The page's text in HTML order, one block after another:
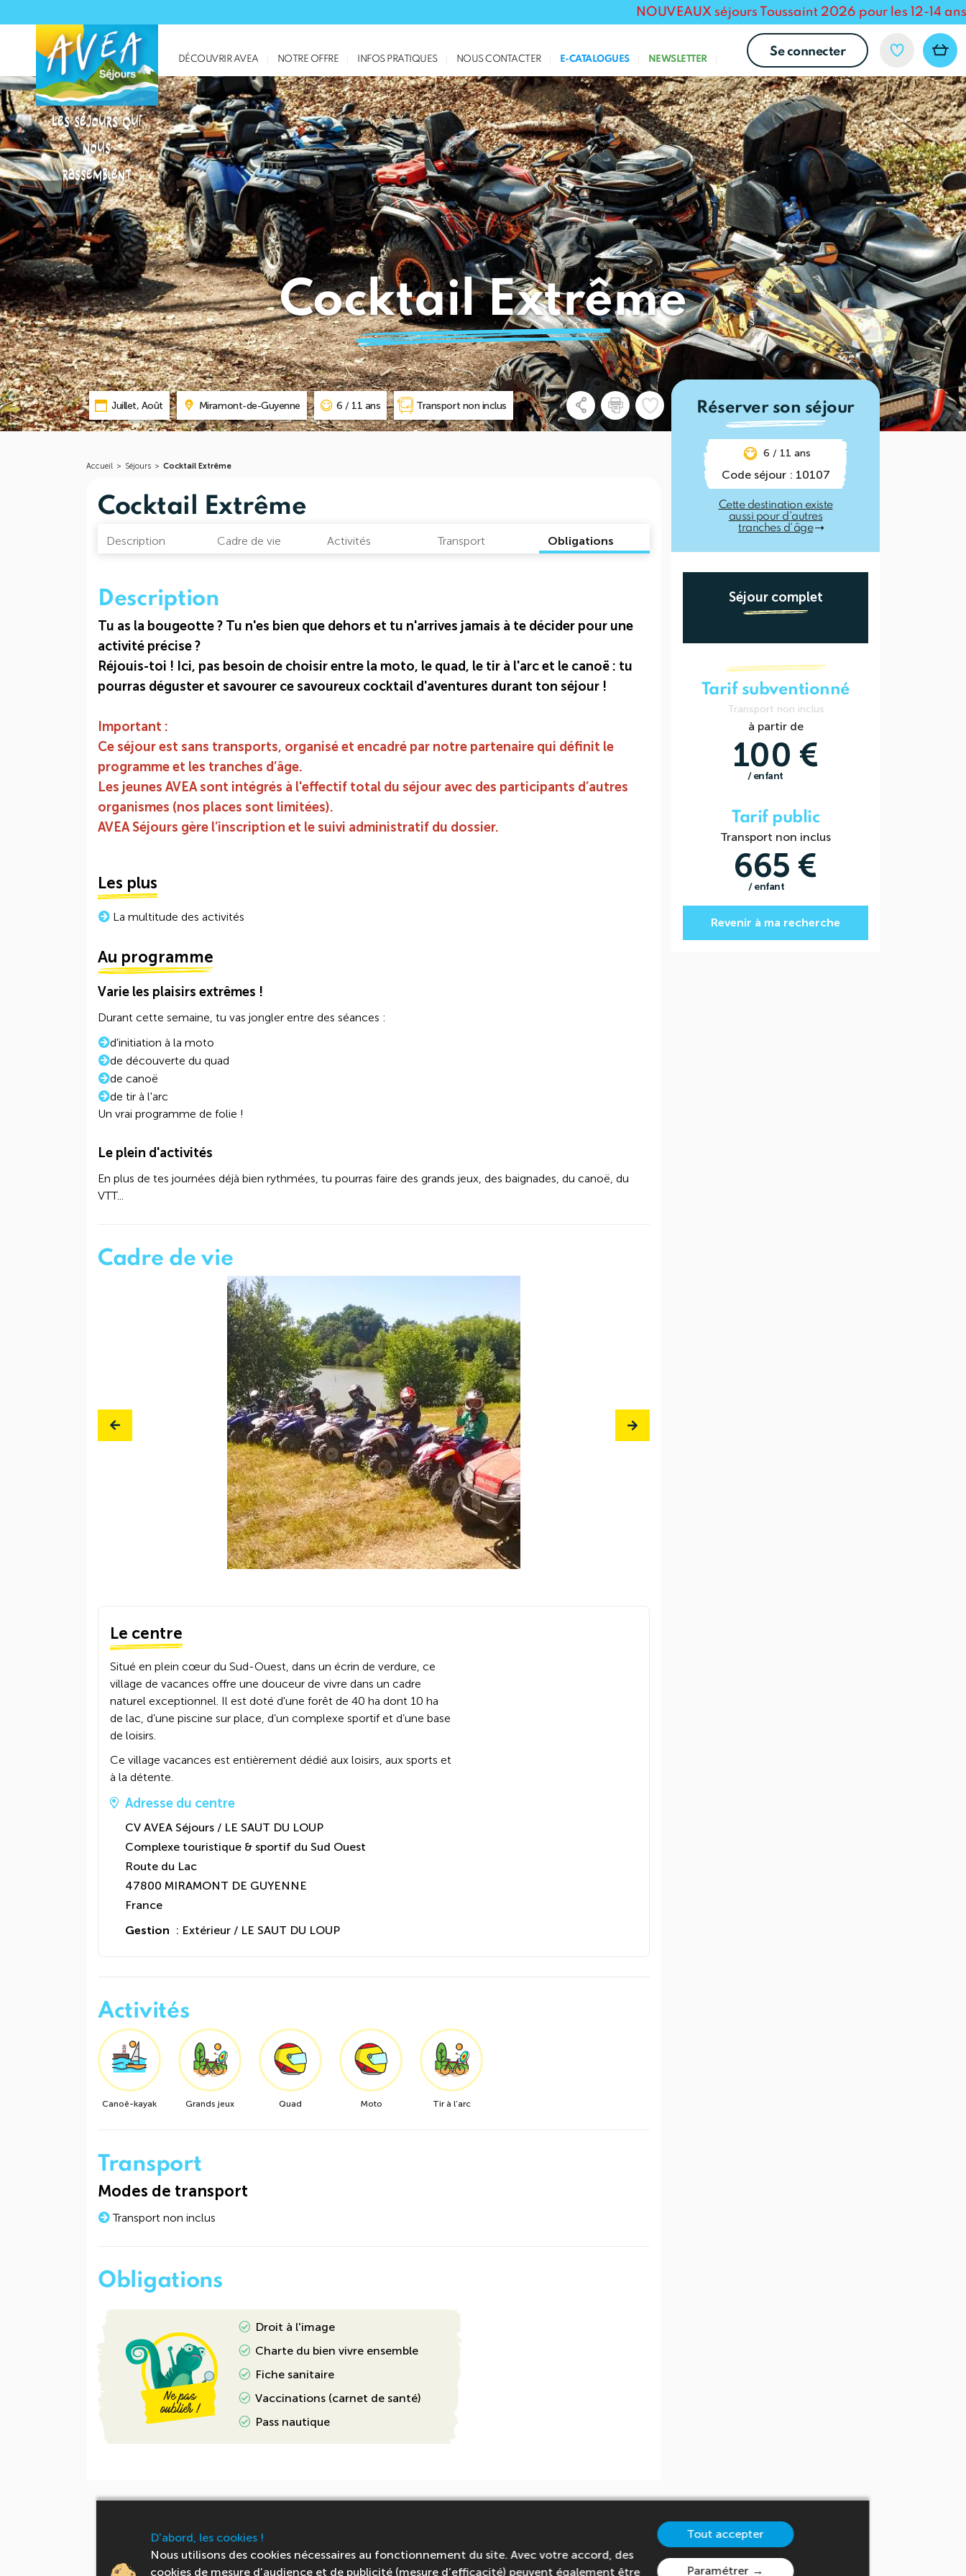
NOUVEAUX séjours Toussaint 2026 pour les 12-14 ans :À la
Les séjours qui
nous
rassemblent
DÉCOUVRIR AVEA NOTRE OFFRE INFOS PRATIQUES NOUS CONTACTER E-CATALOGUES NEWSLETTER
Se connecter
Cocktail Extrême
Juillet, Août Miramont-de-Guyenne 6 / 11 ans Transport non inclus
Accueil > Séjours > Cocktail Extrême
Cocktail Extrême
Description Cadre de vie Activités Transport Obligations
Description
Tu as la bougeotte ? Tu n'es bien que dehors et tu n'arrives jamais à te décider pour une
activité précise ?
Réjouis-toi ! Ici, pas besoin de choisir entre la moto, le quad, le tir à l'arc et le canoë : tu
pourras déguster et savourer ce savoureux cocktail d'aventures durant ton séjour !
Important :
Ce séjour est sans transports, organisé et encadré par notre partenaire qui définit le
programme et les tranches d’âge.
Les jeunes AVEA sont intégrés à l'effectif total du séjour avec des participants d’autres
organismes (nos places sont limitées).
AVEA Séjours gère l’inscription et le suivi administratif du dossier.
Les plus
La multitude des activités
Au programme
Varie les plaisirs extrêmes !
Durant cette semaine, tu vas jongler entre des séances :
d'initiation à la moto
de découverte du quad
de canoë
de tir à l'arc
Un vrai programme de folie !
Le plein d'activités
En plus de tes journées déjà bien rythmées, tu pourras faire des grands jeux, des baignades, du canoë, du
VTT...
Cadre de vie
Le centre
Situé en plein cœur du Sud-Ouest, dans un écrin de verdure, ce
village de vacances offre une douceur de vivre dans un cadre
naturel exceptionnel. Il est doté d'une forêt de 40 ha dont 10 ha
de lac, d’une piscine sur place, d’un complexe sportif et d’une base
de loisirs.
Ce village vacances est entièrement dédié aux loisirs, aux sports et
à la détente.
Adresse du centre
CV AVEA Séjours / LE SAUT DU LOUP
Complexe touristique & sportif du Sud Ouest
Route du Lac
47800 MIRAMONT DE GUYENNE
France
Gestion : Extérieur / LE SAUT DU LOUP
Activités
Canoë-kayak Grands jeux Quad Moto Tir à l’arc
Transport
Modes de transport
Transport non inclus
Obligations
Droit à l'image
Charte du bien vivre ensemble
Fiche sanitaire
Vaccinations (carnet de santé)
Pass nautique
Réserver son séjour
6 / 11 ans
Code séjour : 10107
Cette destination existe
aussi pour d'autres
tranches d'âge
Séjour complet
Tarif subventionné
Transport non inclus
à partir de
100 €
/ enfant
Tarif public
Transport non inclus
665 €
/ enfant
Revenir à ma recherche
D'abord, les cookies !
Nous utilisons des cookies nécessaires au fonctionnement du site. Avec votre accord, des
cookies de mesure d’audience et de publicité (mesure d’efficacité) peuvent également être
Tout accepter
Paramétrer